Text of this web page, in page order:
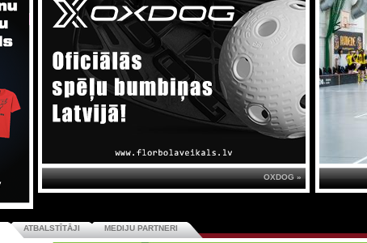
OXDOG »
ATBALSTĪTĀJI MEDIJU PARTNERI